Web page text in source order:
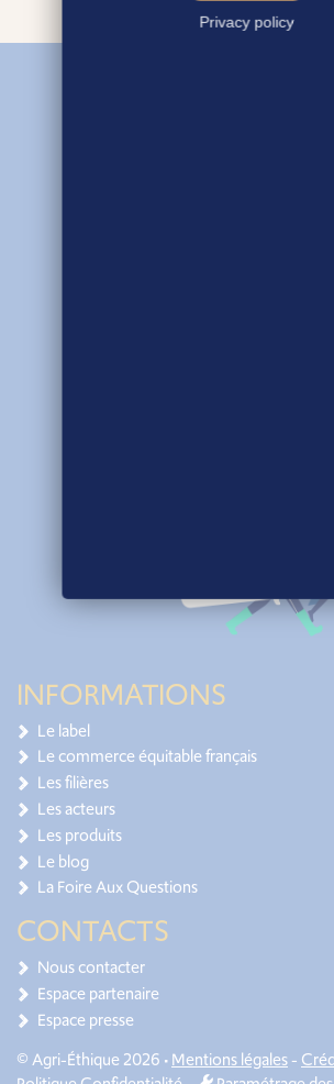
INFORMATIONS
Le label
Le commerce équitable français
Les filières
Les acteurs
Les produits
Le blog
La Foire Aux Questions
CONTACTS
Nous contacter
Espace partenaire
Espace presse
© Agri-Éthique 2026 •Mentions légales-
Privacy policy